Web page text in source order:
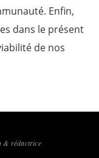
Enfin,
dans le présent
de nos
& rédactrice